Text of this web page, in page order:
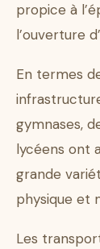
propice à
l’ouverture
En termes
gymnases,
lycéens ont
grande
physique et
Les